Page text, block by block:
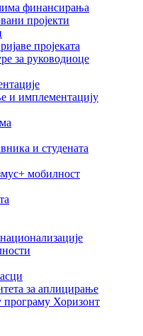
финансирања
пројекти
пројеката
за руководиоце
и имплементацију
и студената
мобилност
за аплицирање
програму Хоризонт